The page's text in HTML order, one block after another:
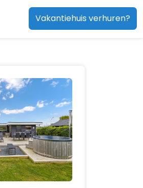
Vakantiehuis verhuren?